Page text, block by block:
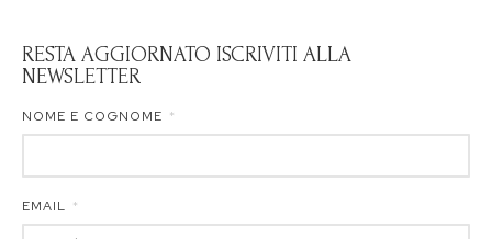
RESTA AGGIORNATO ISCRIVITI ALLA
NEWSLETTER
NOME E COGNOME
EMAIL